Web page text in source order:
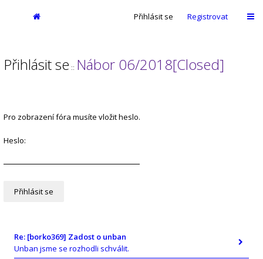
Přihlásit se Registrovat
Přihlásit se :: Nábor 06/2018[Closed]
Pro zobrazení fóra musíte vložit heslo.
Heslo:
Re: [borko369] Zadost o unban
Unban jsme se rozhodli schválit.